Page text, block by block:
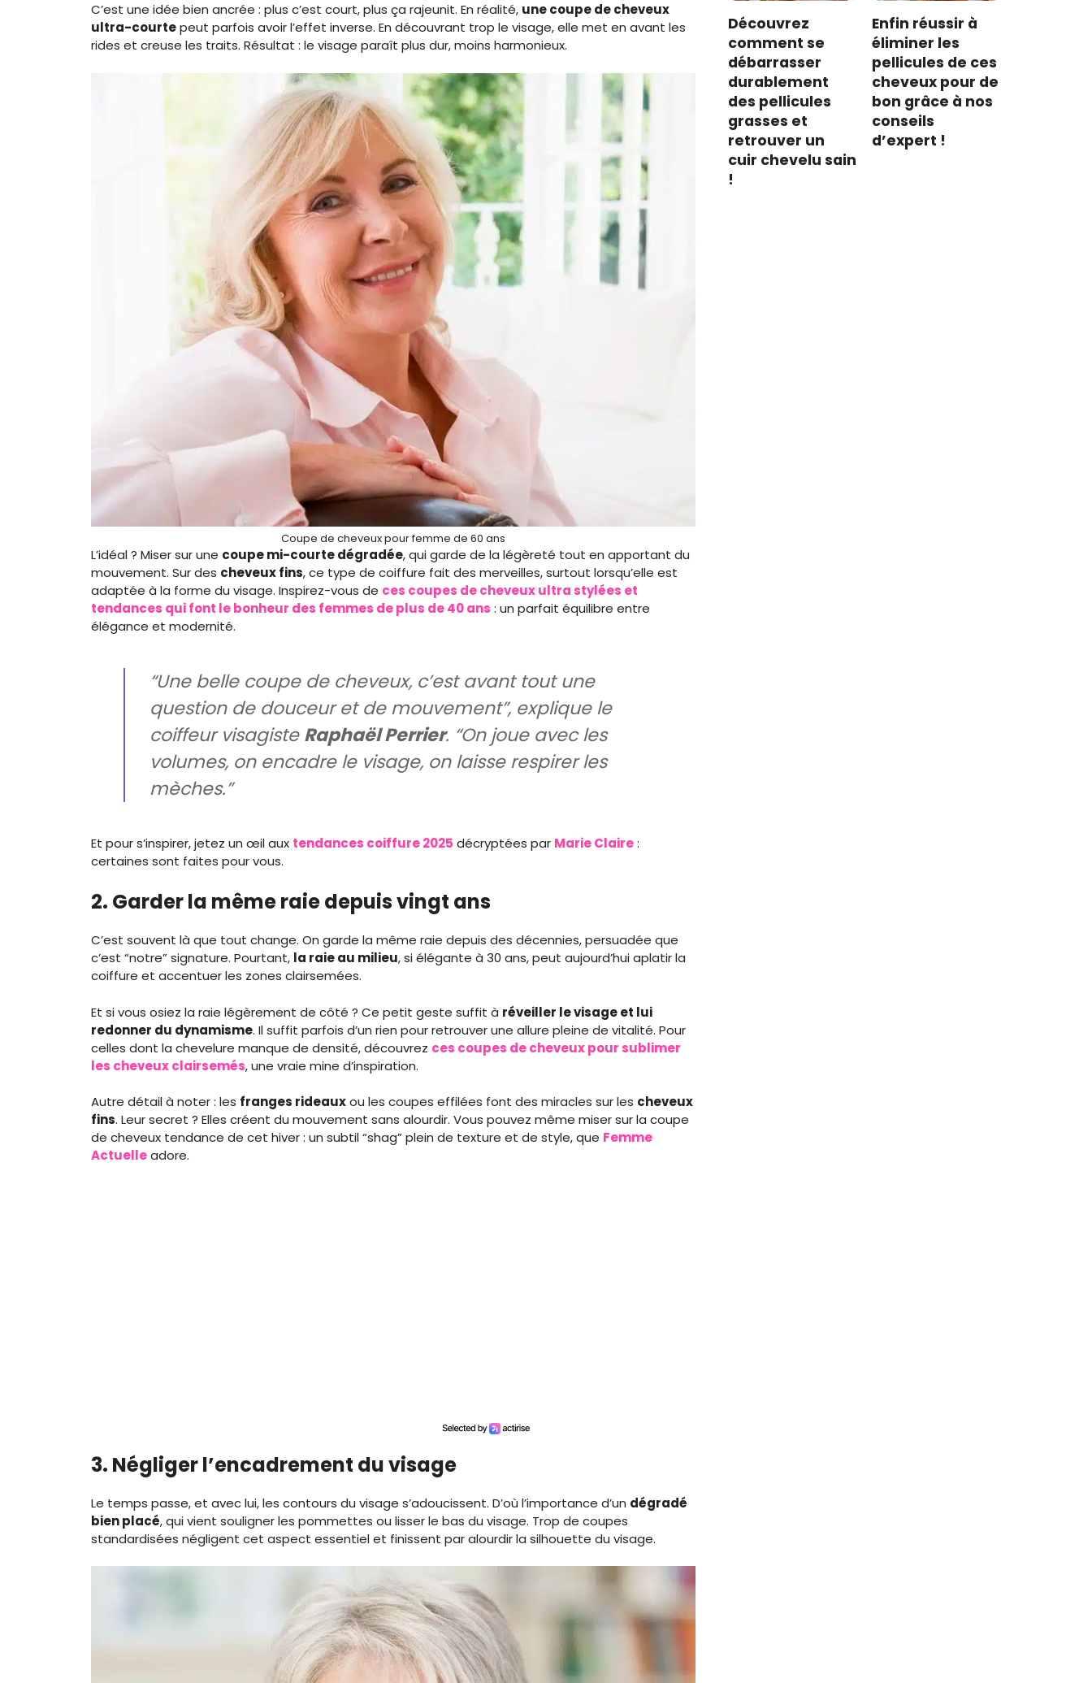
C’est une idée bien ancrée : plus c’est court, plus ça rajeunit. En réalité, une coupe de cheveux
ultra-courtepeut parfois avoir l’effet inverse. En découvrant trop le visage, elle met en avant les
rides et creuse les traits. Résultat : le visage paraît plus dur, moins harmonieux.
Coupe de cheveux pour femme de 60 ans
L’idéal ? Miser sur une coupe mi-courte dégradée, qui garde de la légèreté tout en apportant du
mouvement. Sur des cheveux fins, ce type de coiffure fait des merveilles, surtout lorsqu’elle est
adaptée à la forme du visage. Inspirez-vous de ces coupes de cheveux ultra stylées et
tendances qui font le bonheur des femmes de plus de 40 ans : un parfait équilibre entre
élégance et modernité.
“Une belle coupe de cheveux, c’est avant tout une
question de douceur et de mouvement”, explique le
coiffeur visagisteRaphaël Perrier. “On joue avec les
volumes, on encadre le visage, on laisse respirer les
mèches.”
Et pour s’inspirer, jetez un œil aux tendances coiffure 2025 décryptées par Marie Claire:
certaines sont faites pour vous.
2. Garder la même raie depuis vingt ans
C’est souvent là que tout change. On garde la même raie depuis des décennies, persuadée que
c’est “notre” signature. Pourtant, la raie au milieu, si élégante à 30 ans, peut aujourd’hui aplatir la
coiffure et accentuer les zones clairsemées.
Et si vous osiez la raie légèrement de côté ? Ce petit geste suffit à réveiller le visage et lui
redonner du dynamisme. Il suffit parfois d’un rien pour retrouver une allure pleine de vitalité. Pour
celles dont la chevelure manque de densité, découvrez ces coupes de cheveux pour sublimer
les cheveux clairsemés, une vraie mine d’inspiration.
Autre détail à noter : les franges rideauxou les coupes effilées font des miracles sur les cheveux
fins. Leur secret ? Elles créent du mouvement sans alourdir. Vous pouvez même miser sur la coupe
de cheveux tendance de cet hiver : un subtil “shag” plein de texture et de style, que Femme
Actuelleadore.
3. Négliger l’encadrement du visage
Le temps passe, et avec lui, les contours du visage s’adoucissent. D’où l’importance d’un dégradé
bien placé, qui vient souligner les pommettes ou lisser le bas du visage. Trop de coupes
standardisées négligent cet aspect essentiel et finissent par alourdir la silhouette du visage.
Découvrez
comment se
débarrasser
durablement
des pellicules
grasses et
retrouver un
cuir chevelu sain
!
Enfin réussir à
éliminer les
pellicules de ces
cheveux pour de
bon grâce à nos
conseils
d’expert !